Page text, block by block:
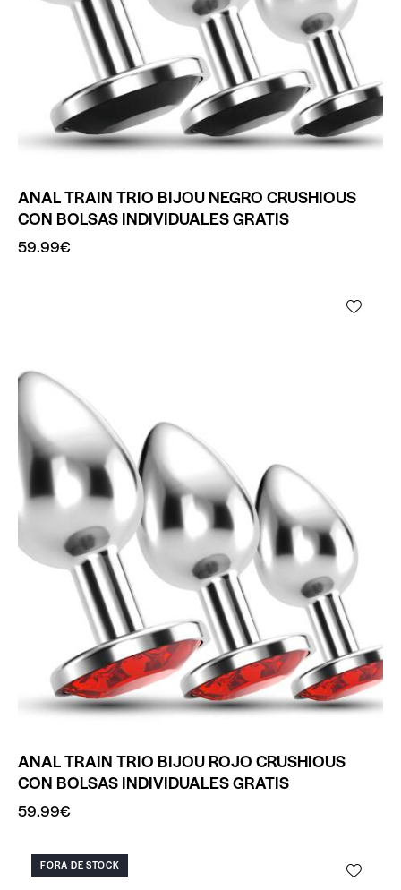
ANAL TRAIN TRIO BIJOU NEGRO CRUSHIOUS
CON BOLSAS INDIVIDUALES GRATIS
59.99€
ANAL TRAIN TRIO BIJOU ROJO CRUSHIOUS
CON BOLSAS INDIVIDUALES GRATIS
59.99€
FORA DE STOCK